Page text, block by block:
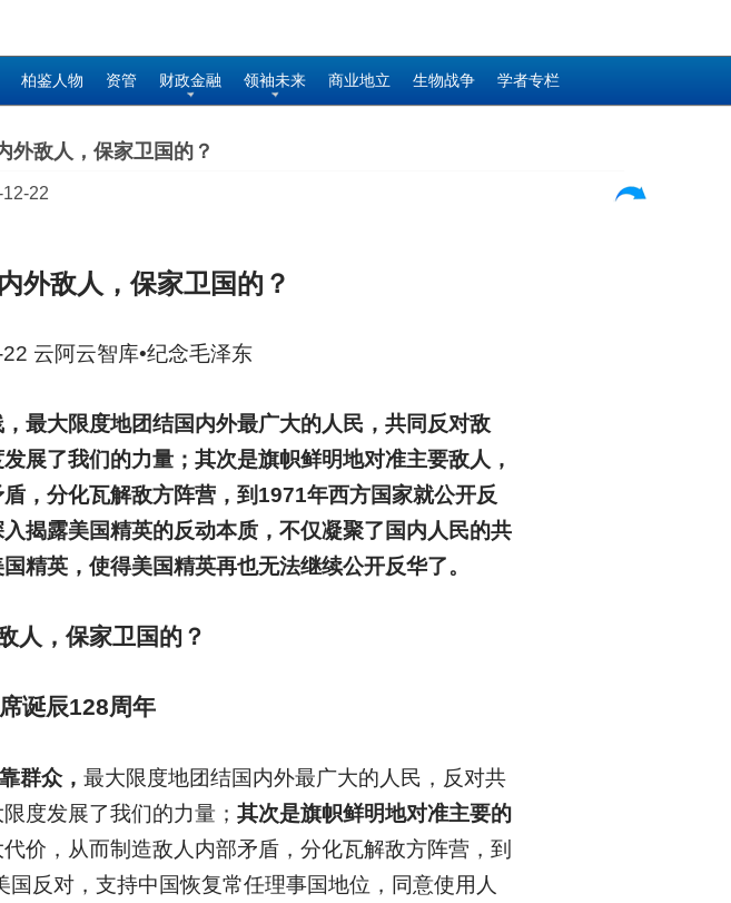
柏鉴人物 资管 财政金融 领袖未来 商业地立 生物战争 学者专栏
外敌人，保家卫国的？
12-22
外敌人，保家卫国的？
云阿云智库•纪念毛泽东
最大限度地团结国内外最广大的人民，共同反对敌
展了我们的力量；其次是旗帜鲜明地对准主要敌人，
，分化瓦解敌方阵营，到1971年西方国家就公开反
揭露美国精英的反动本质，不仅凝聚了国内人民的共
精英，使得美国精英再也无法继续公开反华了。
人，保家卫国的？
诞辰128周年
群众， 最大限度地团结国内外最广大的人民，反对共
度发展了我们的力量； 其次是旗帜鲜明地对准主要的
价，从而制造敌人内部矛盾，分化瓦解敌方阵营，到
反对，支持中国恢复常任理事国地位，同意使用人